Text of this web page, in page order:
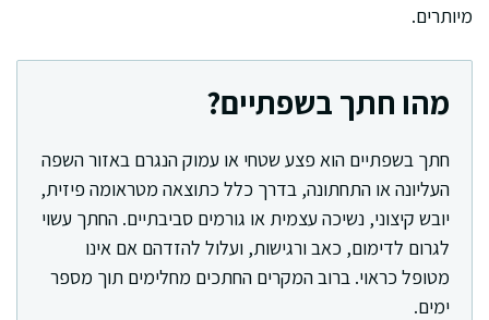
מיותרים.
מהו חתך בשפתיים?
חתך בשפתיים הוא פצע שטחי או עמוק הנגרם באזור השפה
העליונה או התחתונה, בדרך כלל כתוצאה מטראומה פיזית,
יובש קיצוני, נשיכה עצמית או גורמים סביבתיים. החתך עשוי
לגרום לדימום, כאב ורגישות, ועלול להזדהם אם אינו
מטופל כראוי. ברוב המקרים החתכים מחלימים תוך מספר
ימים.